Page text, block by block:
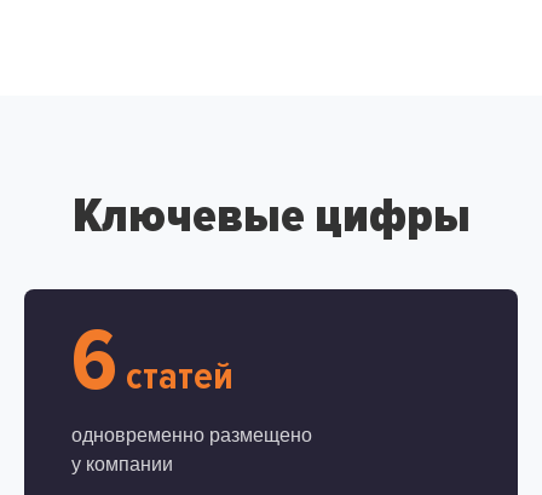
Ключевые цифры
6 статей
одновременно размещено
у компании